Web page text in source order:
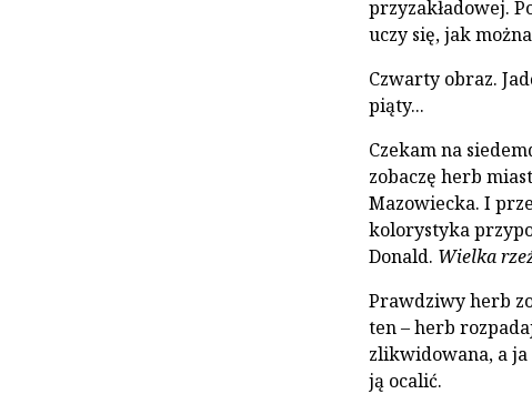
przyzakładowej.
uczy się, jak
Czwarty obraz.
piąty...
Czekam na
zobaczę herb
Mazowiecka. I
kolorystyka
Donald. Wielka
Prawdziwy herb
ten – herb
zlikwidowana, a ja
ją ocalić.